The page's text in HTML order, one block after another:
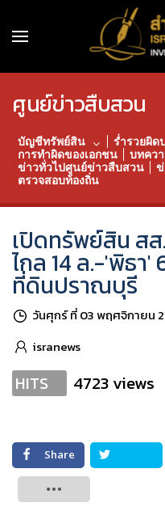
ศูนย์ข่าวสืบสวน
บัญชีทรัพย์สิน ร่ำรวยผิด
การทำผิดของเอกชน
บทคว
ข่าวทั่วไปศูนย์ข่าวสืบสวน
ตรวจสอบท้องถิ่น
เปิดทรัพย์สิน ส
ไกล 14 ล.-'พิธา'
ที่ดินปราณบุรี
วันศุกร์ ที่ 03 พฤศจิกายน
isranews
HITS 4723 views
Share